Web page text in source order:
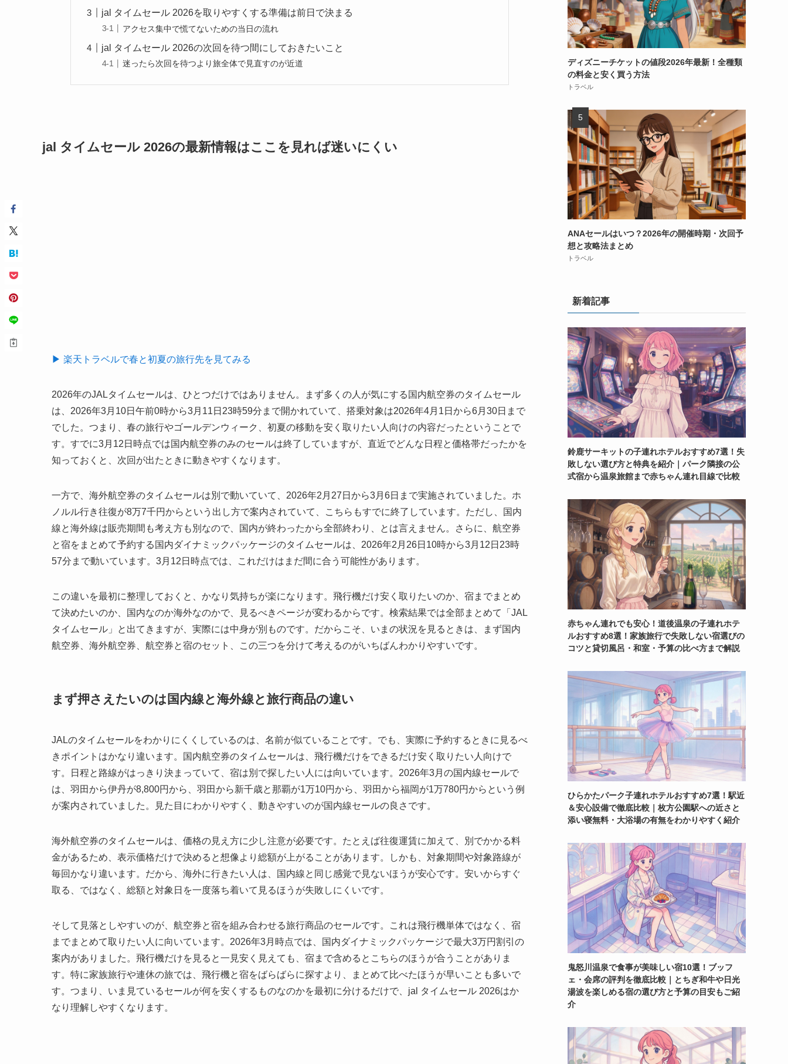
jal タイムセール 2026を取りやすくする準備は前日で決まる
アクセス集中で慌てないための当日の流れ
jal タイムセール 2026の次回を待つ間にしておきたいこと
迷ったら次回を待つより旅全体で見直すのが近道
jal タイムセール 2026の最新情報はここを見れば迷いにくい
▶ 楽天トラベルで春と初夏の旅行先を見てみる
2026年のJALタイムセールは、ひとつだけではありません。まず多くの人が気にする国内航空券のタイムセール
は、2026年3月10日午前0時から3月11日23時59分まで開かれていて、搭乗対象は2026年4月1日から6月30日まで
でした。つまり、春の旅行やゴールデンウィーク、初夏の移動を安く取りたい人向けの内容だったということで
す。すでに3月12日時点では国内航空券のみのセールは終了していますが、直近でどんな日程と価格帯だったかを
知っておくと、次回が出たときに動きやすくなります。
一方で、海外航空券のタイムセールは別で動いていて、2026年2月27日から3月6日まで実施されていました。ホ
ノルル行き往復が8万7千円からという出し方で案内されていて、こちらもすでに終了しています。ただし、国内
線と海外線は販売期間も考え方も別なので、国内が終わったから全部終わり、とは言えません。さらに、航空券
と宿をまとめて予約する国内ダイナミックパッケージのタイムセールは、2026年2月26日10時から3月12日23時
57分まで動いています。3月12日時点では、これだけはまだ間に合う可能性があります。
この違いを最初に整理しておくと、かなり気持ちが楽になります。飛行機だけ安く取りたいのか、宿までまとめ
て決めたいのか、国内なのか海外なのかで、見るべきページが変わるからです。検索結果では全部まとめて「JAL
タイムセール」と出てきますが、実際には中身が別ものです。だからこそ、いまの状況を見るときは、まず国内
航空券、海外航空券、航空券と宿のセット、この三つを分けて考えるのがいちばんわかりやすいです。
まず押さえたいのは国内線と海外線と旅行商品の違い
JALのタイムセールをわかりにくくしているのは、名前が似ていることです。でも、実際に予約するときに見るべ
きポイントはかなり違います。国内航空券のタイムセールは、飛行機だけをできるだけ安く取りたい人向けで
す。日程と路線がはっきり決まっていて、宿は別で探したい人には向いています。2026年3月の国内線セールで
は、羽田から伊丹が8,800円から、羽田から新千歳と那覇が1万10円から、羽田から福岡が1万780円からという例
が案内されていました。見た目にわかりやすく、動きやすいのが国内線セールの良さです。
海外航空券のタイムセールは、価格の見え方に少し注意が必要です。たとえば往復運賃に加えて、別でかかる料
金があるため、表示価格だけで決めると想像より総額が上がることがあります。しかも、対象期間や対象路線が
毎回かなり違います。だから、海外に行きたい人は、国内線と同じ感覚で見ないほうが安心です。安いからすぐ
取る、ではなく、総額と対象日を一度落ち着いて見るほうが失敗しにくいです。
そして見落としやすいのが、航空券と宿を組み合わせる旅行商品のセールです。これは飛行機単体ではなく、宿
までまとめて取りたい人に向いています。2026年3月時点では、国内ダイナミックパッケージで最大3万円割引の
案内がありました。飛行機だけを見ると一見安く見えても、宿まで含めるとこちらのほうが合うことがありま
す。特に家族旅行や連休の旅では、飛行機と宿をばらばらに探すより、まとめて比べたほうが早いことも多いで
す。つまり、いま見ているセールが何を安くするものなのかを最初に分けるだけで、jal タイムセール 2026はか
なり理解しやすくなります。
ディズニーチケットの値段2026年最新！全種類
の料金と安く買う方法
トラベル
ANAセールはいつ？2026年の開催時期・次回予
想と攻略法まとめ
トラベル
新着記事
鈴鹿サーキットの子連れホテルおすすめ7選！失
敗しない選び方と特典を紹介｜パーク隣接の公
式宿から温泉旅館まで赤ちゃん連れ目線で比較
赤ちゃん連れでも安心！道後温泉の子連れホテ
ルおすすめ8選！家族旅行で失敗しない宿選びの
コツと貸切風呂・和室・予算の比べ方まで解説
ひらかたパーク子連れホテルおすすめ7選！駅近
＆安心設備で徹底比較｜枚方公園駅への近さと
添い寝無料・大浴場の有無をわかりやすく紹介
鬼怒川温泉で食事が美味しい宿10選！ブッフ
ェ・会席の評判を徹底比較｜とちぎ和牛や日光
湯波を楽しめる宿の選び方と予算の目安もご紹
介